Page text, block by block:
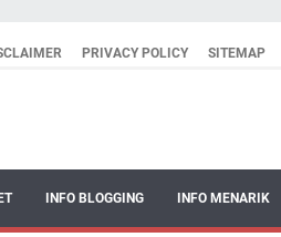
PRIVACY POLICY SITEMAP
INFO BLOGGING INFO MENARIK